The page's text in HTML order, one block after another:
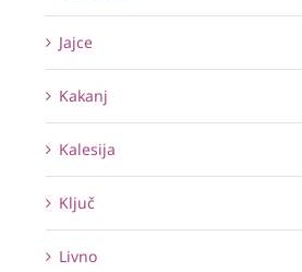
Jajce
Kakanj
Kalesija
Ključ
Livno